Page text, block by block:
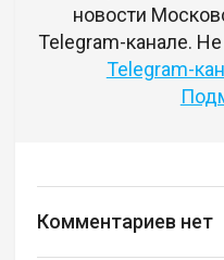
новости
Telegram-канале.
Telegram-
Комментариев нет